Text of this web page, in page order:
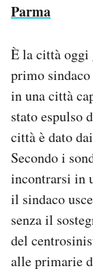
Parma
È la città oggi
primo
in una città
stato espulso
città è dato
Secondo i
incontrarsi in
il sindaco
senza il
del
alle primarie